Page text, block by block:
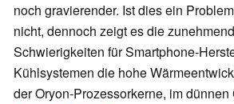
noch gravierender. Ist dies ein
nicht, dennoch zeigt es die
Schwierigkeiten für Smartphone-
Kühlsystemen die hohe
der Oryon-Prozessorkerne, im dünnen